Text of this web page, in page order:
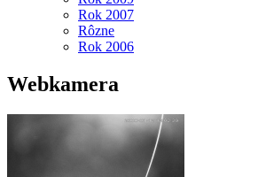
Rok 2007
Rôzne
Rok 2006
Webkamera